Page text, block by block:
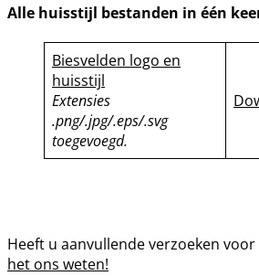
Alle huisstijl bestanden in één
Biesvelden logo en
huisstijl
Extensies
.png/.jpg/.eps/.svg
toegevoegd.
Heeft u aanvullende verzoeken
het ons weten!